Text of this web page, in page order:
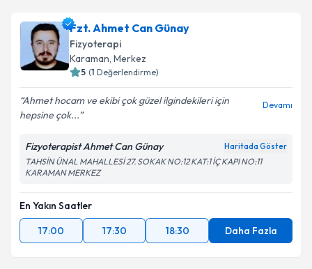
Fzt. Ahmet Can Günay
Fizyoterapi
Karaman, Merkez
5 (1 Değerlendirme)
Ahmet hocam ve ekibi çok güzel ilgindekileri için
hepsine çok...
Devamı
Fizyoterapist Ahmet Can Günay Haritada Göster
TAHSİN ÜNAL MAHALLESİ 27. SOKAK NO:12 KAT:1 İÇ KAPI NO:11
KARAMAN MERKEZ
En Yakın Saatler
17:00
17:30 18:30 Daha Fazla